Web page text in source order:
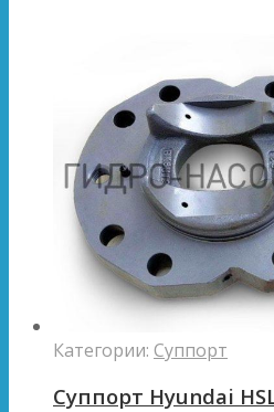
Категории: Суппорт
Суппорт Hyundai